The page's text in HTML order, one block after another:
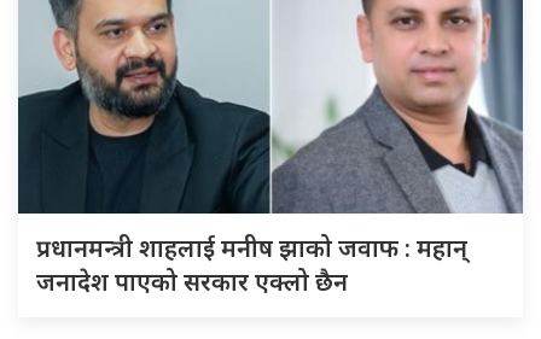
प्रधानमन्त्री शाहलाई मनीष झाको जवाफ : महान्
जनादेश पाएको सरकार एक्लो छैन